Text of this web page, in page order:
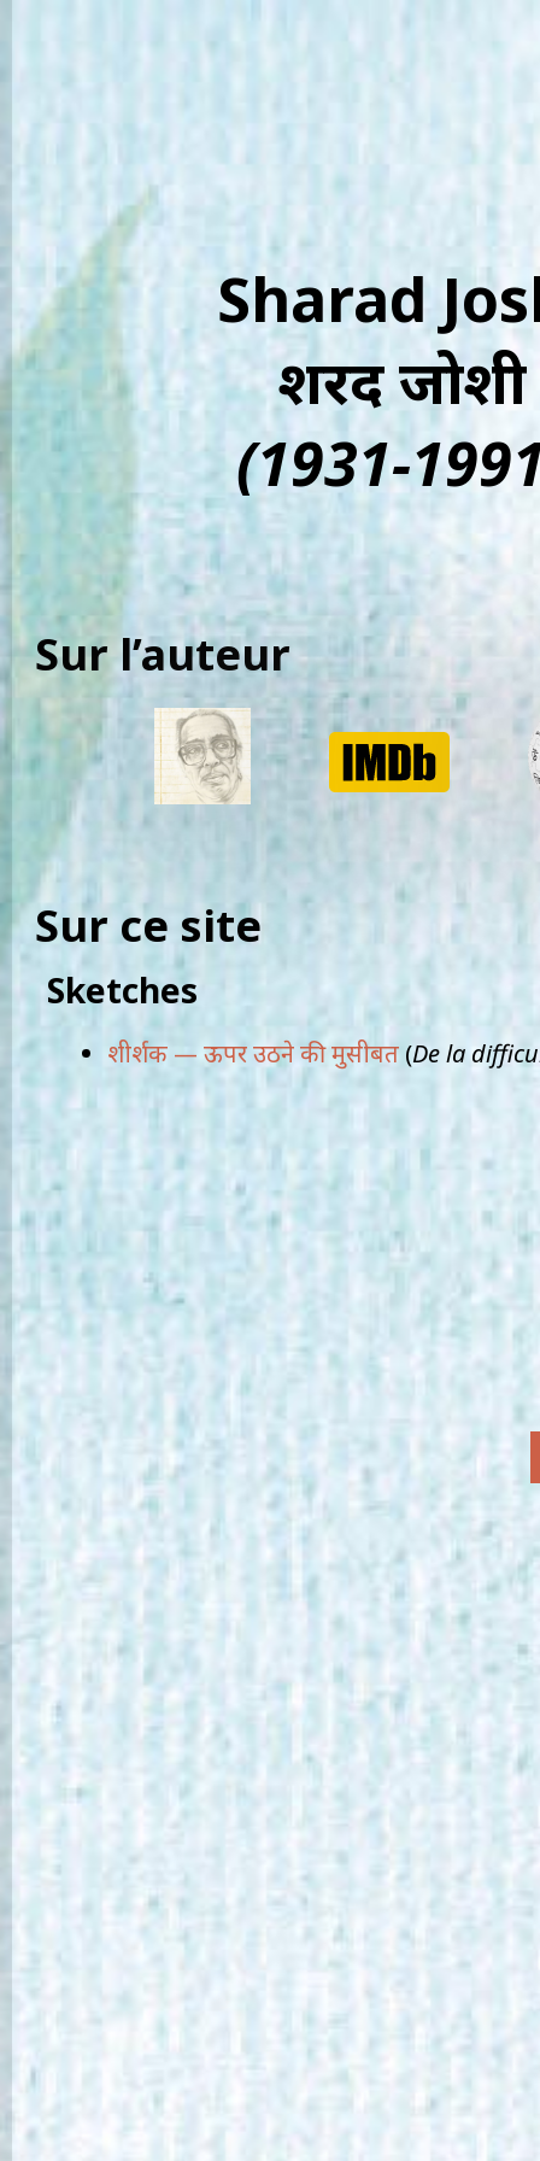
Sharad
शरद जोशी
(1931-
Sur l’auteur
Sur ce site
Sketches
शीर्शक — ऊपर उठने की मुसीबत (De la